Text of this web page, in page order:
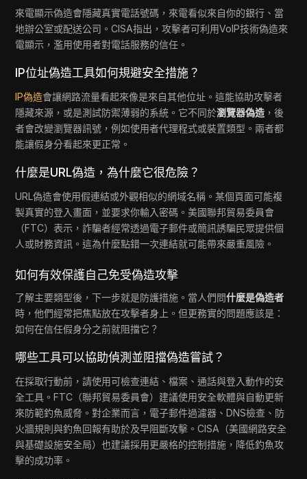
來電顯示偽造會隱藏真實電話號碼，來電看似來自你的銀行、當
地辦公室或配送公司。CISA指出，攻擊者可利用VoIP技術偽造來
電顯示，濫用使用者對電話服務的信任。
IP位址偽造工具如何規避安全措施？
IP偽造會讓網路流量看起來像是來自其他位址。這能協助攻擊者
隱藏來源，或是測試防禦薄弱的系統。它不同於瀏覽器偽造 ，後
者會改變瀏覽器訊號，例如使用者代理程式或裝置類型。兩者都
能讓假身分看起來更正常。
什麼是URL偽造，為什麼它很危險？
URL偽造會使用假連結或外觀相似的網域名稱。某個頁面可能複
製真實的登入畫面，並要求你輸入密碼。美國聯邦貿易委員會
（FTC）表示，詐騙者經常透過電子郵件或簡訊誘騙民眾提供個
人或財務資訊。這為什麼點錯一次連結就可能帶來嚴重風險。
如何有效保護自己免受偽造攻擊
了解主要類型後，下一步就是防護措施。當人們問什麼是偽造者
時，他們經常把焦點放在攻擊者身上。但更務實的問題應該是：
如何在信任假身分之前就阻擋它？
哪些工具可以協助偵測並阻擋偽造嘗試？
在採取行動前，請使用可檢查連結、檔案、通話與登入動作的安
全工具。FTC（聯邦貿易委員會）建議使用安全軟體與自動更新
來防範釣魚威脅。對企業而言，電子郵件過濾器、DNS檢查、防
火牆規則與釣魚回報有助於及早阻斷攻擊。CISA（美國網路安全
與基礎設施安全局）也建議採用更嚴格的控制措施，降低釣魚攻
擊的成功率。